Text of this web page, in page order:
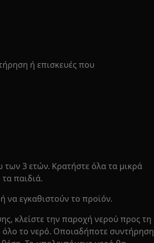
ή επισκευές που
των 3 ετών. Κρατήστε όλα τα μικρά
παιδιά.
να εγκαθιστούν το προϊόν.
κλείστε την παροχή νερού προς τη
το νερό. Οποιαδήποτε συντήρηση